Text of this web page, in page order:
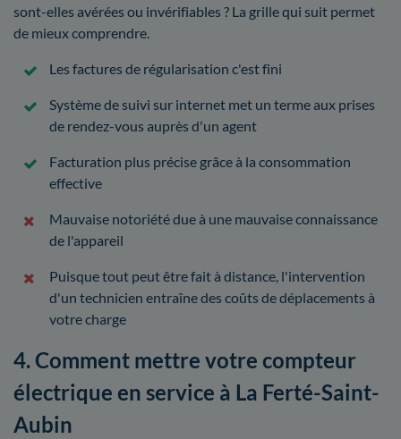
sont-elles avérées ou invérifiables ? La grille qui suit permet
de mieux comprendre.
Les factures de régularisation c'est fini
Système de suivi sur internet met un terme aux prises
de rendez-vous auprès d'un agent
Facturation plus précise grâce à la consommation
effective
Mauvaise notoriété due à une mauvaise connaissance
de l'appareil
Puisque tout peut être fait à distance, l'intervention
d'un technicien entraîne des coûts de déplacements à
votre charge
4. Comment mettre votre compteur
électrique en service à La Ferté-Saint-
Aubin